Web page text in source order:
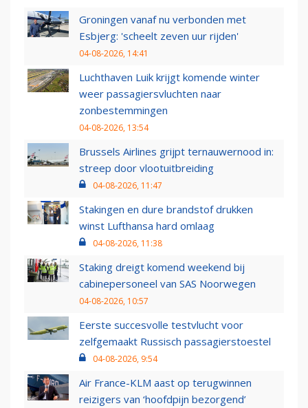
Groningen vanaf nu verbonden met
Esbjerg: 'scheelt zeven uur rijden'
04-08-2026, 14:41
Luchthaven Luik krijgt komende winter
weer passagiersvluchten naar
zonbestemmingen
04-08-2026, 13:54
Brussels Airlines grijpt ternauwernood in:
streep door vlootuitbreiding
04-08-2026, 11:47
Stakingen en dure brandstof drukken
winst Lufthansa hard omlaag
04-08-2026, 11:38
Staking dreigt komend weekend bij
cabinepersoneel van SAS Noorwegen
04-08-2026, 10:57
Eerste succesvolle testvlucht voor
zelfgemaakt Russisch passagierstoestel
04-08-2026, 9:54
Air France-KLM aast op terugwinnen
reizigers van ‘hoofdpijn bezorgend’